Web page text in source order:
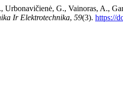
Urbonavičienė, G., Vainoras, A.,
Ir Elektrotechnika, 59(3). https://